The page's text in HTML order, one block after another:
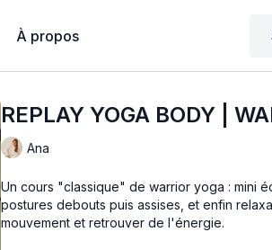
À propos
REPLAY YOGA BODY |
Ana
Un cours "classique" de warrior yoga : mini
postures debouts puis assises, et enfin
mouvement et retrouver de l'énergie.